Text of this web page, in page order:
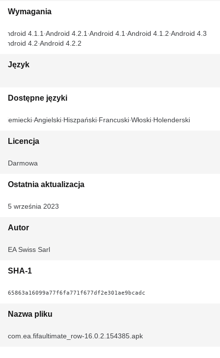
Wymagania
Android 4.1.1 Android 4.2.1 Android 4.1 Android 4.1.2 Android 4.3
Android 4.2 Android 4.2.2
Język
Dostępne języki
Niemiecki Angielski Hiszpański Francuski Włoski Holenderski
Licencja
Darmowa
Ostatnia aktualizacja
5 września 2023
Autor
EA Swiss Sarl
SHA-1
65863a16099a77f6fa771f677df2e301ae9bcadc
Nazwa pliku
com.ea.fifaultimate_row-16.0.2.154385.apk